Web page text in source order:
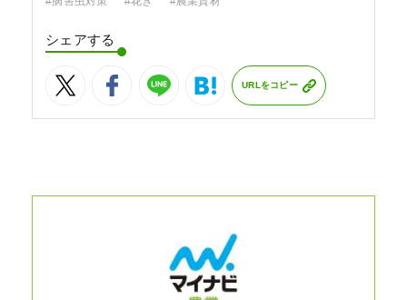
シェアする
URLをコピー